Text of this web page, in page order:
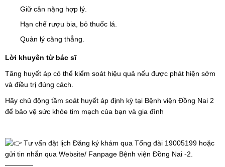
Giữ cân nặng hợp lý.
Hạn chế rượu bia, bỏ thuốc lá.
Quản lý căng thẳng.
Lời khuyên từ bác sĩ
Tăng huyết áp có thể kiểm soát hiệu quả nếu được phát hiện sớm
và điều trị đúng cách.
Hãy chủ động tầm soát huyết áp định kỳ tại Bệnh viện Đồng Nai 2
để bảo vệ sức khỏe tim mạch của bạn và gia đình
Tư vấn đặt lịch Đăng ký khám qua Tổng đài 19005199 hoặc
gửi tin nhắn qua Website/ Fanpage Bệnh viện Đồng Nai -2.
————